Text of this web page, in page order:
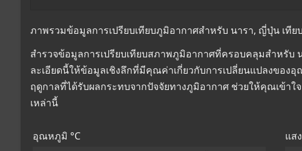
ภาพรวมข้อมูลการเปรียบเทียบภูมิอากาศสำหรับ นารา, ญี่ปุ่น เทีย
สำรวจข้อมูลการเปรียบเทียบสภาพภูมิอากาศที่ครอบคลุมสำหรับ
ละเอียดนี้ให้ข้อมูลเชิงลึกที่มีคุณค่าเกี่ยวกับการเปลี่ยนแปลงขอ
ฤดูกาลที่ได้รับผลกระทบจากปัจจัยทางภูมิอากาศ ช่วยให้คุณเข้า
เหล่านี้
อุณหภูมิ °C แส